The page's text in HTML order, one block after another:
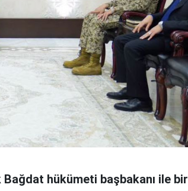
hükümeti başbakanı ile bir